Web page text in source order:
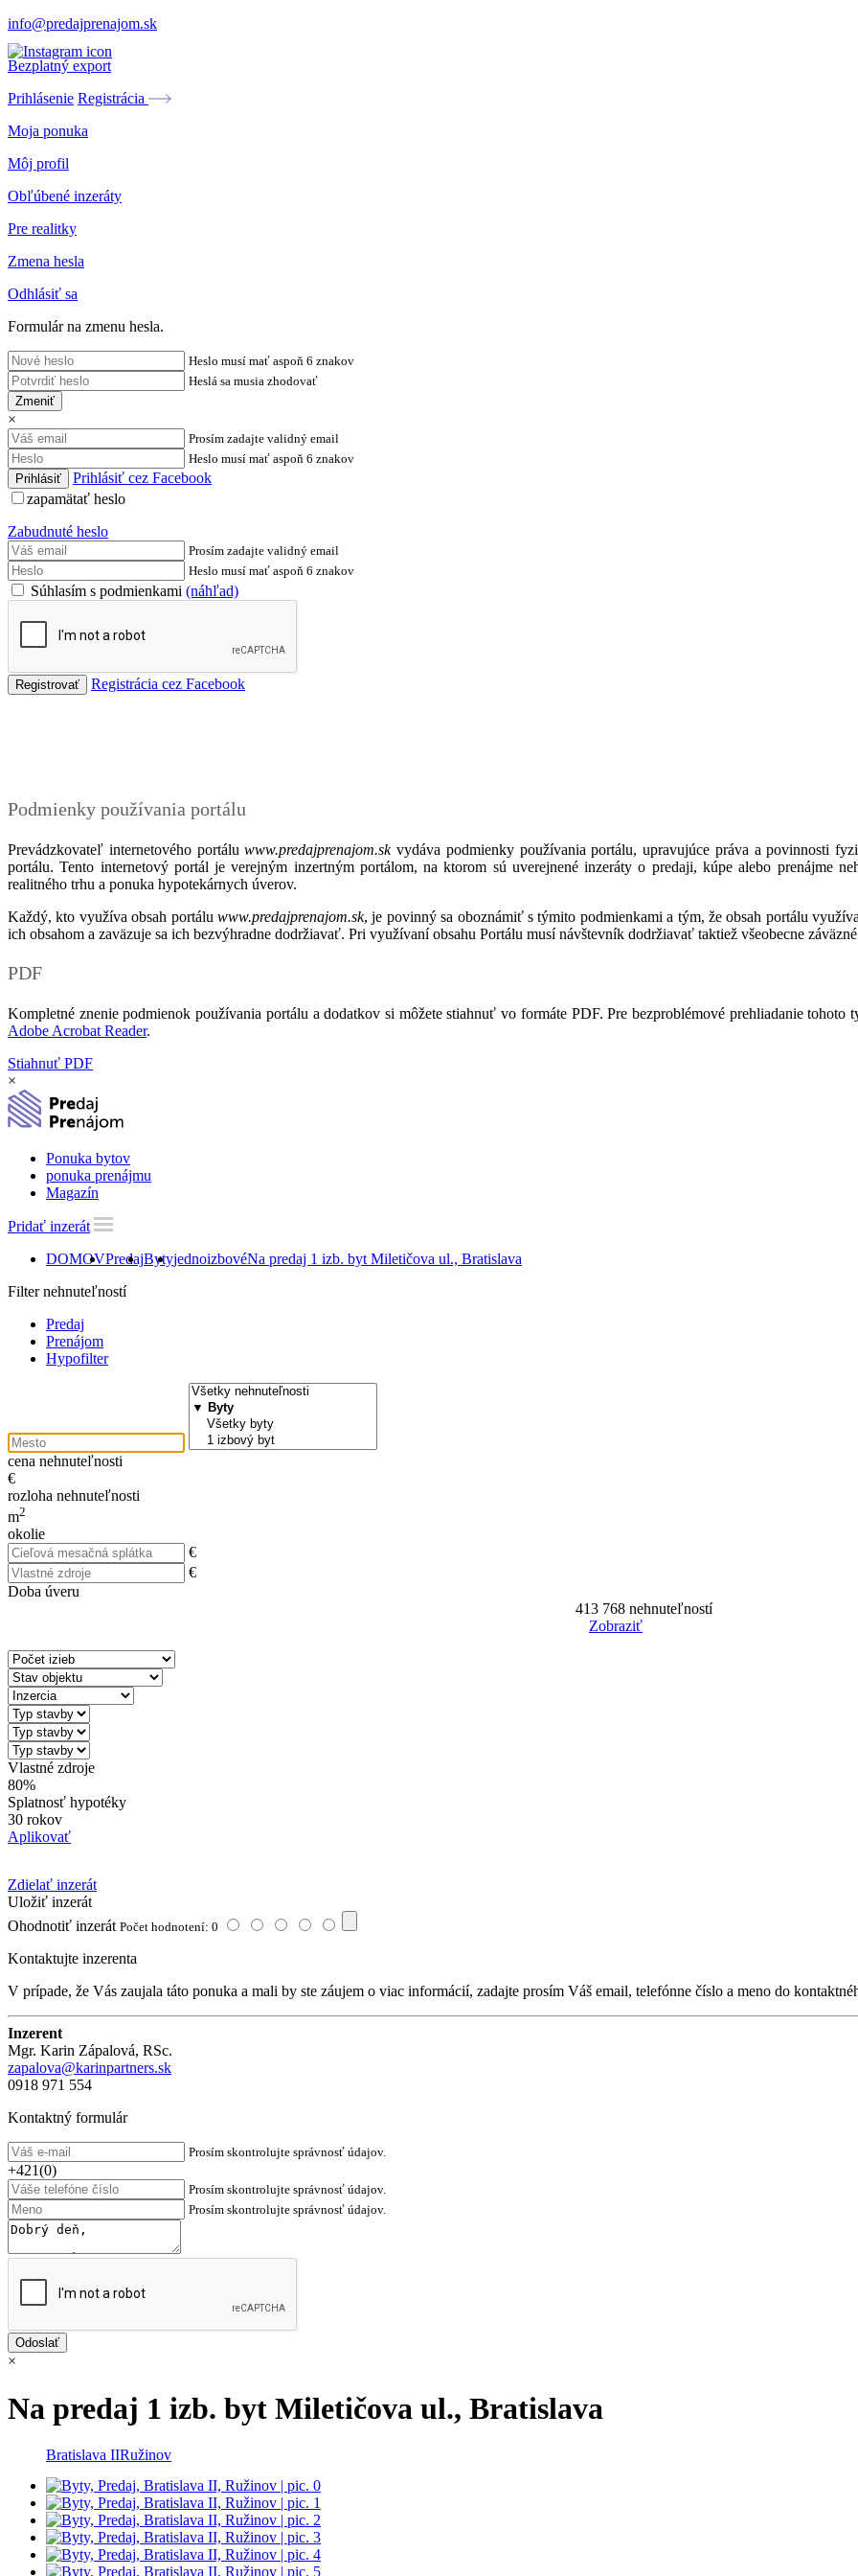
info@predajprenajom.sk
Bezplatný export
Prihlásenie Registrácia
Moja ponuka
Môj profil
Obľúbené inzeráty
Pre realitky
Zmena hesla
Odhlásiť sa
Formulár na zmenu hesla.
Heslo musí mať aspoň 6 znakov
Heslá sa musia zhodovať
Zmeniť
×
Prosím zadajte validný email
Heslo musí mať aspoň 6 znakov
Prihlásiť cez Facebook
zapamätať heslo
Zabudnuté heslo
Prosím zadajte validný email
Heslo musí mať aspoň 6 znakov
Súhlasím s podmienkami (náhľad)
Registrácia cez Facebook
Podmienky používania portálu
Prevádzkovateľ internetového portáluwww.predajprenajom.skvydáva podmienky používania portálu, upravujúce práva a povinnosti
portálu. Tento internetový portál je verejným inzertným portálom, na ktorom sú uverejnené inzeráty o predaji, kúpe alebo prenájme
realitného trhu a ponuka hypotekárnych úverov.
Každý, kto využíva obsah portálu www.predajprenajom.sk, je povinný sa oboznámiť s týmito podmienkami a tým, že obsah portálu
ich obsahom a zaväzuje sa ich bezvýhradne dodržiavať. Pri využívaní obsahu Portálu musí návštevník dodržiavať taktiež všeobecne
PDF
Kompletné znenie podmienok používania portálu a dodatkov si môžete stiahnuť vo formáte PDF. Pre bezproblémové prehliadanie
Adobe Acrobat Reader.
Stiahnuť PDF
×
Ponuka bytov
ponuka prenájmu
Magazín
Pridať inzerát
DOMOVPredajBytyjednoizbovéNa predaj 1 izb. byt Miletičova ul., Bratislava
Filter nehnuteľností
Predaj
Prenájom
Hypofilter
cena nehnuteľnosti
€
rozloha nehnuteľnosti
m2
okolie
€
€
Doba úveru
413 768nehnuteľností
Zobraziť
Vlastné zdroje
80%
Splatnosť hypotéky
30 rokov
Aplikovať
Zdielať inzerát
Uložiť inzerát
Ohodnotiť inzerát Počet hodnotení: 0
Kontaktujte inzerenta
V prípade, že Vás zaujala táto ponuka a mali by ste záujem o viac informácií, zadajte prosím Váš email, telefónne číslo a meno do
Inzerent
Mgr. Karin Zápalová, RSc.
zapalova@karinpartners.sk
0918 971 554
Kontaktný formulár
Prosím skontrolujte správnosť údajov.
+421(0)
Prosím skontrolujte správnosť údajov.
Prosím skontrolujte správnosť údajov.
×
Na predaj 1 izb. byt Miletičova ul., Bratislava
Bratislava IIRužinov